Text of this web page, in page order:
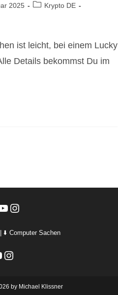
2025
Beitrags-
Krypto DE
ist leicht, bei einem Lucky
Details bekommst Du im
Instagram
⬇️ Computer Sachen
Instagram
by Michael Klissner